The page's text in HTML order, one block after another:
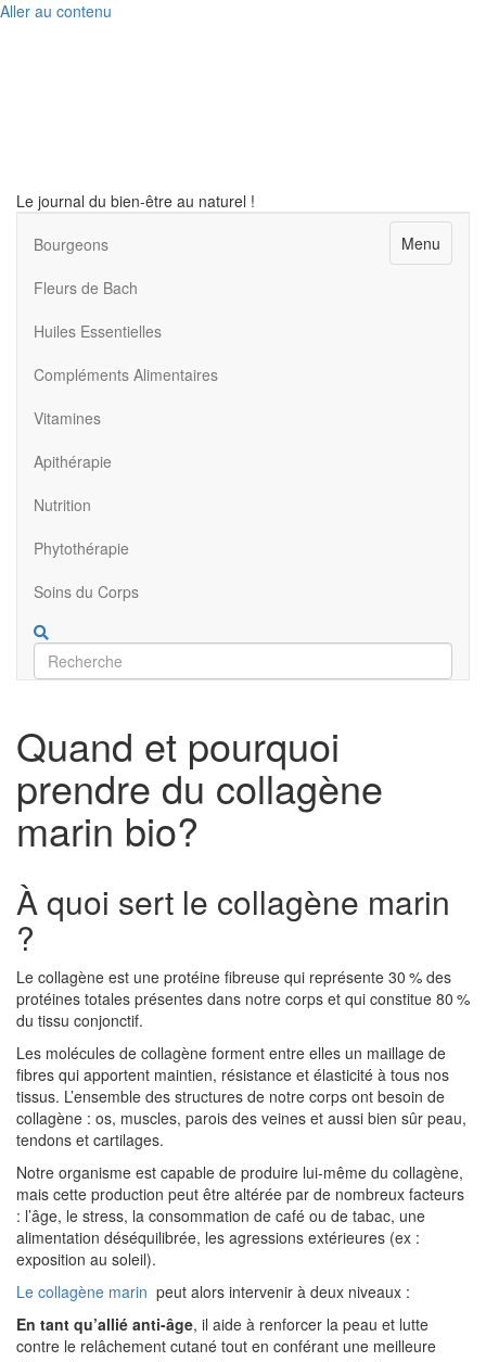
Aller au contenu
Le journal du bien-être au naturel !
Menu
Bourgeons
Fleurs de Bach
Huiles Essentielles
Compléments Alimentaires
Vitamines
Apithérapie
Nutrition
Phytothérapie
Soins du Corps
Quand et pourquoi
prendre du collagène
marin bio?
À quoi sert le collagène marin
?
Le collagène est une protéine fibreuse qui représente 30 % des
protéines totales présentes dans notre corps et qui constitue 80 %
du tissu conjonctif.
Les molécules de collagène forment entre elles un maillage de
fibres qui apportent maintien, résistance et élasticité à tous nos
tissus. L’ensemble des structures de notre corps ont besoin de
collagène : os, muscles, parois des veines et aussi bien sûr peau,
tendons et cartilages.
Notre organisme est capable de produire lui-même du collagène,
mais cette production peut être altérée par de nombreux facteurs
: l’âge, le stress, la consommation de café ou de tabac, une
alimentation déséquilibrée, les agressions extérieures (ex :
exposition au soleil).
Le collagène marin peut alors intervenir à deux niveaux :
En tant qu’allié anti-âge, il aide à renforcer la peau et lutte
contre le relâchement cutané tout en conférant une meilleure